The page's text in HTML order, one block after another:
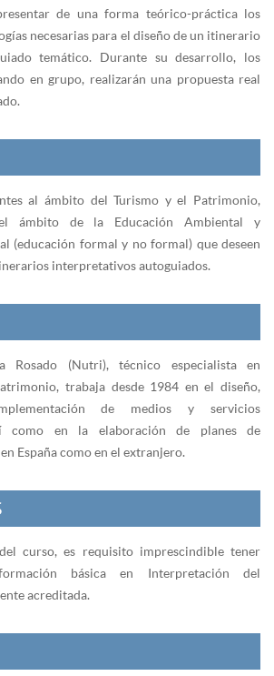
de una forma teórico-práctica los
necesarias para el diseño de un itinerario
temático. Durante su desarrollo, los
en grupo, realizarán una propuesta real
al ámbito del Turismo y el Patrimonio,
ámbito de la Educación Ambiental y
(educación formal y no formal) que deseen
interpretativos autoguiados.
Rosado (Nutri), técnico especialista en
trabaja desde 1984 en el diseño,
de medios y servicios
como en la elaboración de planes de
España como en el extranjero.
curso, es requisito imprescindible tener
básica en Interpretación del
acreditada.